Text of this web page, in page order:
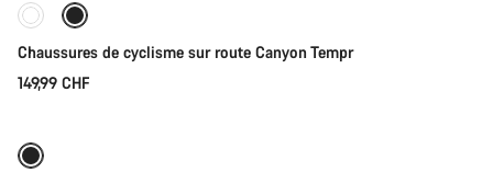
Nouvelles disponibilités
Chaussures de cyclisme sur route Canyon Tempr
149,99 CHF